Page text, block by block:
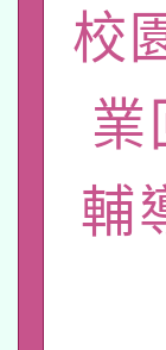
「
有
薪
轉
業
用
桃
本
校
業
輔